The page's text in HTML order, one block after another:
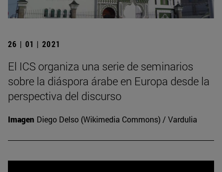
26 | 01 | 2021
El ICS organiza una serie de seminarios
sobre la diáspora árabe en Europa desde la
perspectiva del discurso
Imagen Diego Delso (Wikimedia Commons) / Vardulia